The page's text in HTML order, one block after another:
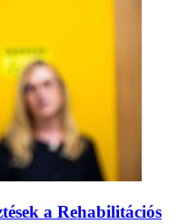
a Rehabilitációs